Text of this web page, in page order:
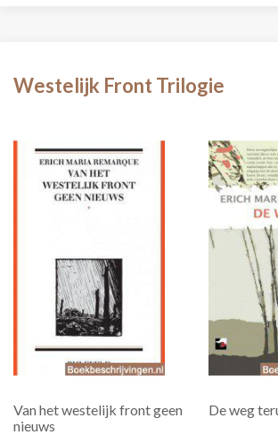
Westelijk Front Trilogie
Van het westelijk front geen
nieuws
De weg